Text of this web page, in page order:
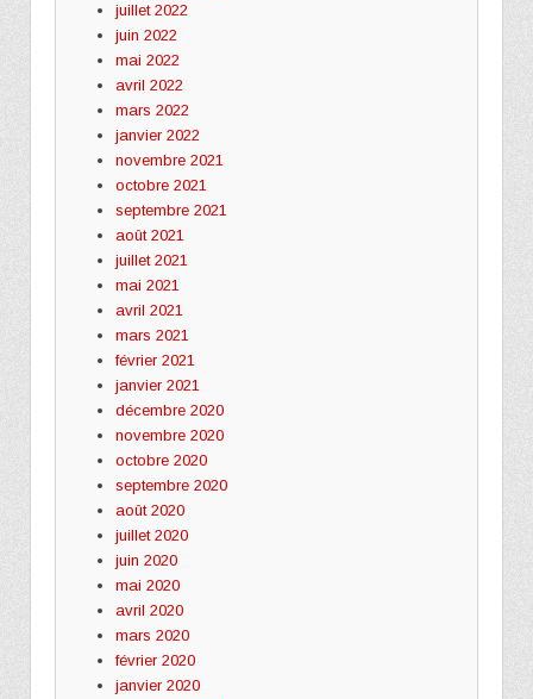
juillet 2022
juin 2022
mai 2022
avril 2022
mars 2022
janvier 2022
novembre 2021
octobre 2021
septembre 2021
août 2021
juillet 2021
mai 2021
avril 2021
mars 2021
février 2021
janvier 2021
décembre 2020
novembre 2020
octobre 2020
septembre 2020
août 2020
juillet 2020
juin 2020
mai 2020
avril 2020
mars 2020
février 2020
janvier 2020